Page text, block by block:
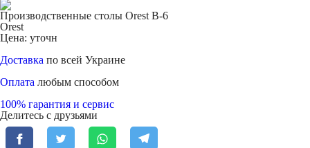
Производственные столы Orest В-6
Orest
Цена: уточн
Доставка по всей Украине
Оплата любым способом
100% гарантия и сервис
Делитесь с друзьями